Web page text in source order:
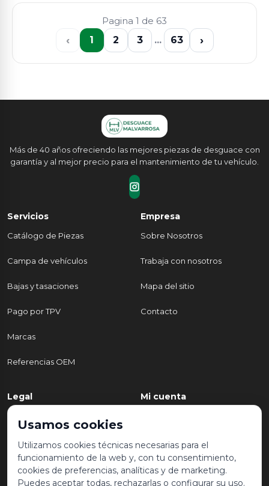
Pagina 1 de 63
‹ 1 2 3 ... 63 ›
Más de 40 años ofreciendo las mejores piezas de desguace con
garantía y al mejor precio para el mantenimiento de tu vehículo.
Servicios
Catálogo de Piezas
Campa de vehículos
Bajas y tasaciones
Pago por TPV
Marcas
Referencias OEM
Empresa
Sobre Nosotros
Trabaja con nosotros
Mapa del sitio
Contacto
Legal
Política de Privacidad
Aviso legal y condiciones de
uso
Política de Cookies
Mi cuenta
Mis pedidos
Lista de deseos
Usamos cookies
Utilizamos cookies técnicas necesarias para el
funcionamiento de la web y, con tu consentimiento,
cookies de preferencias, analíticas y de marketing.
Puedes aceptar todas, rechazarlas o configurar su uso.